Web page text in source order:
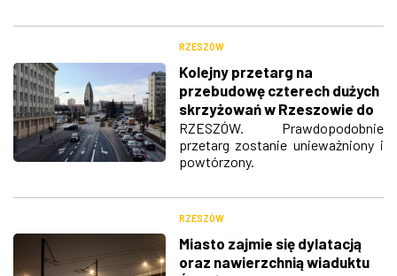
RZESZÓW
Kolejny przetarg na
przebudowę czterech dużych
skrzyżowań w Rzeszowie do
unieważnienia?
RZESZÓW. Prawdopodobnie
przetarg zostanie unieważniony i
powtórzony.
RZESZÓW
Miasto zajmie się dylatacją
oraz nawierzchnią wiaduktu